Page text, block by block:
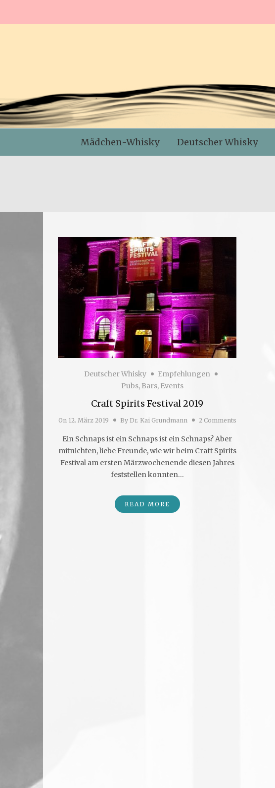
Mädchen-Whisky Deutscher Whisky
Deutscher Whisky
Empfehlungen
Pubs, Bars, Events
Craft Spirits Festival 2019
On 12. März 2019 By Dr. Kai Grundmann 2 Comments
Ein Schnaps ist ein Schnaps ist ein Schnaps? Aber
mitnichten, liebe Freunde, wie wir beim Craft Spirits
Festival am ersten Märzwochenende diesen Jahres
feststellen konnten…
READ MORE